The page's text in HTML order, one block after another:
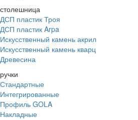
столешница
ДСП пластик Троя
ДСП пластик Arpa
Искусственный камень акрил
Искусственный камень кварц
Древесина
ручки
Стандартные
Интегрированные
Профиль GOLA
Накладные